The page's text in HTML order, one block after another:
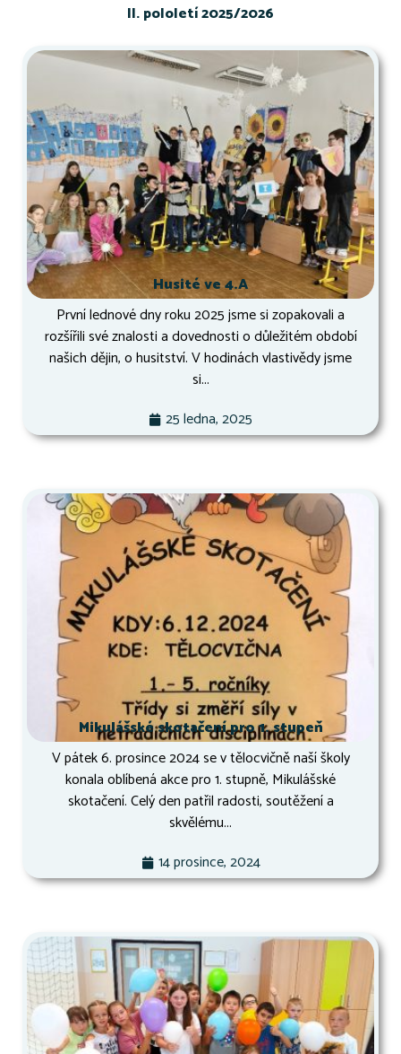
II. pololetí 2025/2026
Husité ve 4.A
První lednové dny roku 2025 jsme si zopakovali a
rozšířili své znalosti a dovednosti o důležitém období
našich dějin, o husitství. V hodinách vlastivědy jsme
si...
25 ledna, 2025
Mikulášské skotačení pro 1. stupeň
V pátek 6. prosince 2024 se v tělocvičně naší školy
konala oblíbená akce pro 1. stupně, Mikulášské
skotačení. Celý den patřil radosti, soutěžení a
skvělému...
14 prosince, 2024